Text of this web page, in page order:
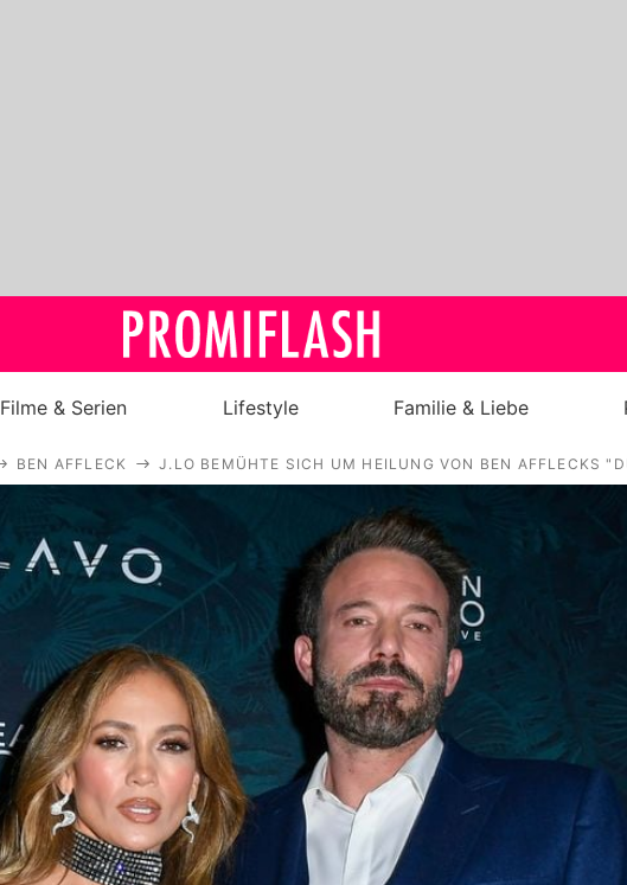
Royals
Filme & Serien
Familie & Liebe
Promiflash Exklusiv
Alle Themen auf Promiflash
Jobs
Filme & Serien Lifestyle Familie & Liebe
BEN AFFLECK J.LO BEMÜHTE SICH UM HEILUNG VON BEN AFFLECKS